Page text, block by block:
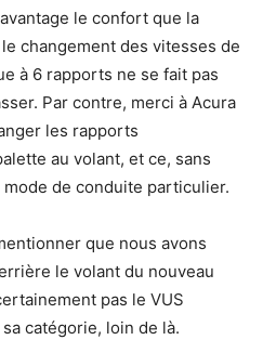
le confort que la
changement des vitesses de
à 6 rapports ne se fait pas
Par contre, merci à Acura
les rapports
au volant, et ce, sans
de conduite particulier.
que nous avons
le volant du nouveau
pas le VUS
catégorie, loin de là.